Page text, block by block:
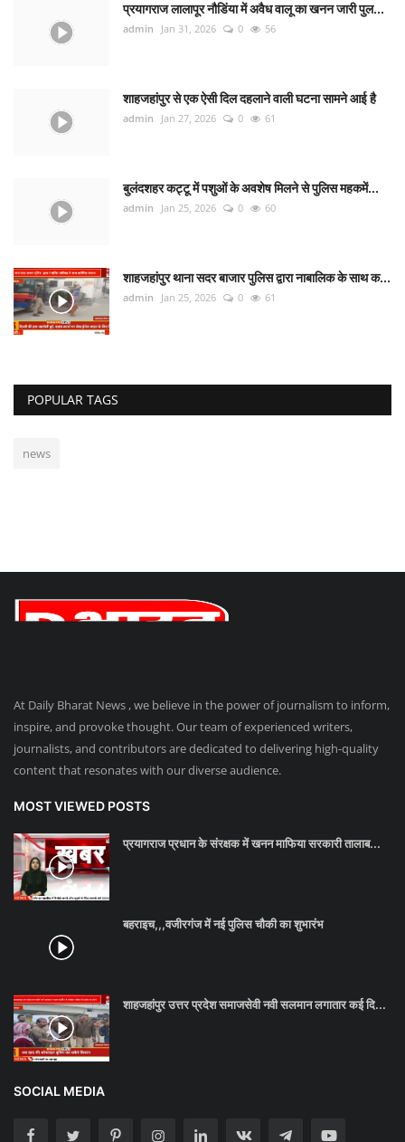
प्रयागराज लालापूर नौडिंया में अवैध वालू का खनन जारी पुल...
admin Jan 31, 2026 0 56
शाहजहांपुर से एक ऐसी दिल दहलाने वाली घटना सामने आई है
admin Jan 27, 2026 0 61
बुलंदशहर कट्टू में पशुओं के अवशेष मिलने से पुलिस महकमें...
admin Jan 25, 2026 0 60
शाहजहांपुर थाना सदर बाजार पुलिस द्वारा नाबालिक के साथ क...
admin Jan 25, 2026 0 61
POPULAR TAGS
news
At Daily Bharat News , we believe in the power of journalism to inform,
inspire, and provoke thought. Our team of experienced writers,
journalists, and contributors are dedicated to delivering high-quality
content that resonates with our diverse audience.
MOST VIEWED POSTS
प्रयागराज प्रधान के संरक्षक में खनन माफिया सरकारी तालाब...
बहराइच,,,वजीरगंज में नई पुलिस चौकी का शुभारंभ
शाहजहांपुर उत्तर प्रदेश समाजसेवी नवी सलमान लगातार कई दि...
SOCIAL MEDIA